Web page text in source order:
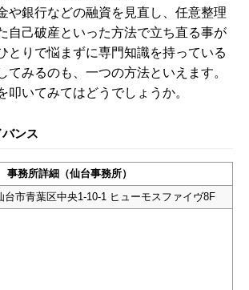
や銀行などの融資を見直し、任意整理
自己破産といった方法で立ち直る事が
とりで悩まずに専門知識を持っている
てみるのも、一つの方法といえます。
叩いてみてはどうでしょうか。
ンス
事務所詳細（仙台事務所）
台市青葉区中央1-10-1 ヒューモスファイヴ8F